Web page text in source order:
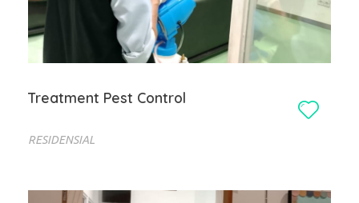
Treatment Pest Control
RESIDENSIAL